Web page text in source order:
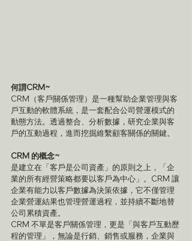
何謂CRM~
CRM（客戶關係管理）是一種幫助企業管理與客
戶互動的軟體系統，是一套配合公司營運模式的
動態方法。透過整合、分析數據，研究企業與客
戶的互動過程，進而挖掘維繫顧客關係的關鍵。
CRM 的概念~
是建立在「客戶是公司資產」的原則之上，「企
業的所有經營策略都要以客戶為中心」。CRM 讓
企業有能力以客戶數據為決策依據，它不僅管理
企業營運結果也管理營運過程，並持續不斷地替
公司累積資產。
CRM 不單是客戶關係管理，更是「與客戶互動歷
程的管理」，無論是行銷、銷售或服務，企業與